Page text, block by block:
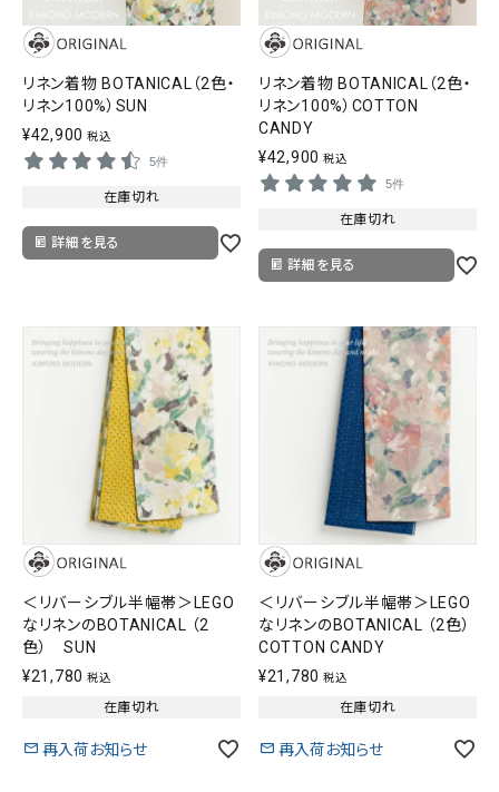
アーカイブ商品
素材から探す
その他
価格から探す
0-5,000円 5,000-10,000円
色から探す
襦袢
帯
羽織
SALE
キモノ読ミモノ
SHOPPING GUIDE
ABOUT
INFORMATION
リネン着物 BOTANICAL（2色・
リネン100%）SUN
¥42,900 税込
5件
在庫切れ
詳細を見る
リネン着物 BOTANICAL（2色・
リネン100%）COTTON
CANDY
¥42,900 税込
5件
在庫切れ
詳細を見る
＜リバーシブル半幅帯＞LEGO
なリネンのBOTANICAL （2
色） SUN
¥21,780 税込
在庫切れ
再入荷お知らせ
＜リバーシブル半幅帯＞LEGO
なリネンのBOTANICAL （2色）
COTTON CANDY
¥21,780 税込
在庫切れ
再入荷お知らせ